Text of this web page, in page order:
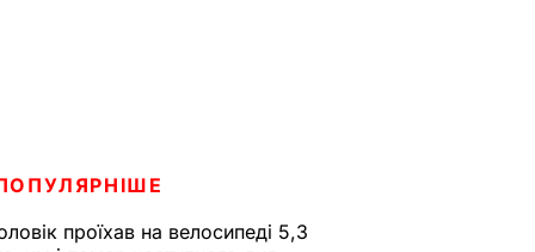
проїхав на велосипеді 5,3